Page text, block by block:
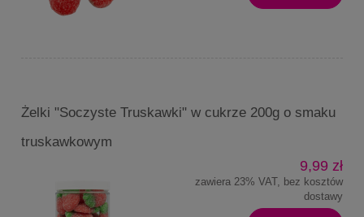
Żelki "Soczyste Truskawki" w cukrze 200g o smaku
truskawkowym
9,99 zł
zawiera 23% VAT, bez kosztów
dostawy